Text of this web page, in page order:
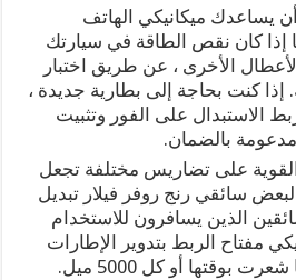
يساعدك ميكانيكي الهاتف
إذا كان نقص الطاقة في سيارتك
الأخرى ، عن طريق اختبار
إذا كنت بحاجة إلى بطارية جديدة ،
الاستبدال على الفور وتثبيت
مدعومة بالضمان.
القوية على تضاريس مختلفة تجعل
سائقي رنج روفر فيلار تبديل
الذين يسافرون للاستخدام
مفتاح الربط بتدوير الإطارات
بوقتها أو كل 5000 ميل.